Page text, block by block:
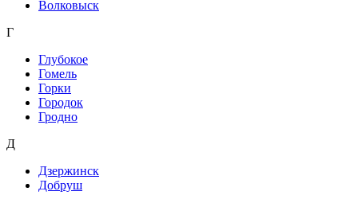
Волковыск
Г
Глубокое
Гомель
Горки
Городок
Гродно
Д
Дзержинск
Добруш